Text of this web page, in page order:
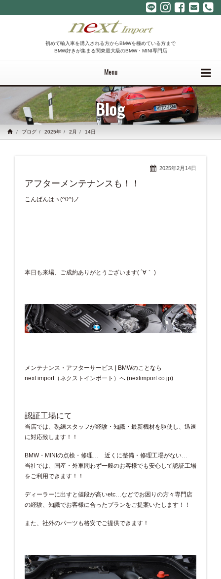
初めて輸入車を購入される方からBMWを極めている方まで
BMW好きが集まる関東最大級のBMW・MINI専門店
Menu
Blog
ブログ 2025年 2月 14日
2025年2月14日
アフターメンテナンスも！！
こんばんはヽ(^0^)ノ
本日も来場、ご成約ありがとうございます( ´∀｀ )
メンテナンス・アフターサービス | BMWのことなら
next.import（ネクストインポート）へ (nextimport.co.jp)
認証工場にて
当店では、熟練スタッフが経験・知識・最新機材を駆使し、迅速
に対応致します！！
BMW・MINIの点検・修理… 近くに整備・修理工場がない…
当社では、国産・外車問わず一般のお客様でも安心して認証工場
をご利用できます！！
ディーラーに出すと値段が高いetc…などでお困りの方々専門店
の経験、知識でお客様に合ったプランをご提案いたします！！
また、社外のパーツも格安でご提供できます！